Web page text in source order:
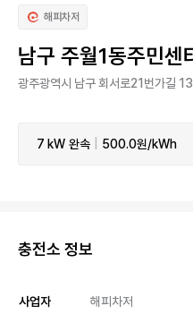
해피차저
남구 주월1동주민센
광주광역시 남구 회서로21번가길 13
7 kW 완속 500.0원/kWh
충전소 정보
사업자 해피차저